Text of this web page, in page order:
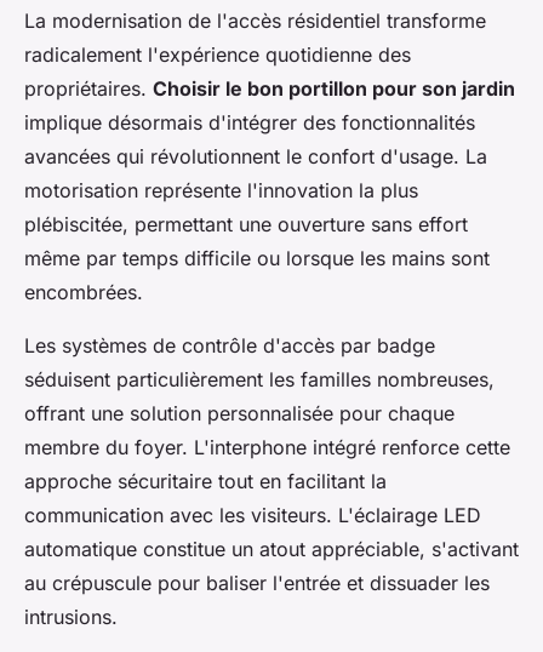
La modernisation de l'accès résidentiel transforme
radicalement l'expérience quotidienne des
propriétaires. Choisir le bon portillon pour son jardin
implique désormais d'intégrer des fonctionnalités
avancées qui révolutionnent le confort d'usage. La
motorisation représente l'innovation la plus
plébiscitée, permettant une ouverture sans effort
même par temps difficile ou lorsque les mains sont
encombrées.
Les systèmes de contrôle d'accès par badge
séduisent particulièrement les familles nombreuses,
offrant une solution personnalisée pour chaque
membre du foyer. L'interphone intégré renforce cette
approche sécuritaire tout en facilitant la
communication avec les visiteurs. L'éclairage LED
automatique constitue un atout appréciable, s'activant
au crépuscule pour baliser l'entrée et dissuader les
intrusions.